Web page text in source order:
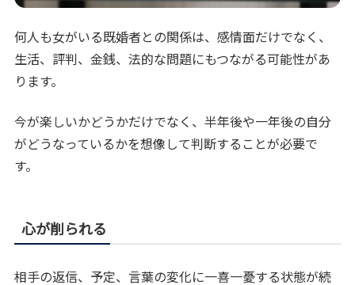
何人も女がいる既婚者との関係は、感情面だけでなく、
生活、評判、金銭、法的な問題にもつながる可能性があ
ります。
今が楽しいかどうかだけでなく、半年後や一年後の自分
がどうなっているかを想像して判断することが必要で
す。
心が削られる
相手の返信、予定、言葉の変化に一喜一憂する状態が続